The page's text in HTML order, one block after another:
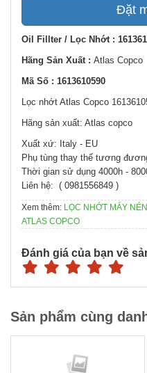
Đặt
Oil Fillter / Lọc Nhớt :
Hãng Sản Xuất : Atlas Copco
Mã Số : 1613610590
Lọc nhớt Atlas Copco
Hãng sản xuất: Atlas copco
Xuất xứ: Italy - EU
Phụ tùng thay thế tương
Thời gian sử dụng 4000h -
Liên hệ: ( 0981556849 )
Xem thêm: LỌC NHỚT MÁY
ATLAS COPCO
Đánh giá của bạn về
Sản phẩm cùng